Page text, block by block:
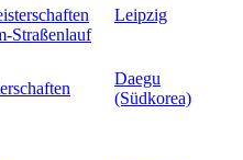
Straßenlauf
Leipzig
Daegu
(Südkorea)